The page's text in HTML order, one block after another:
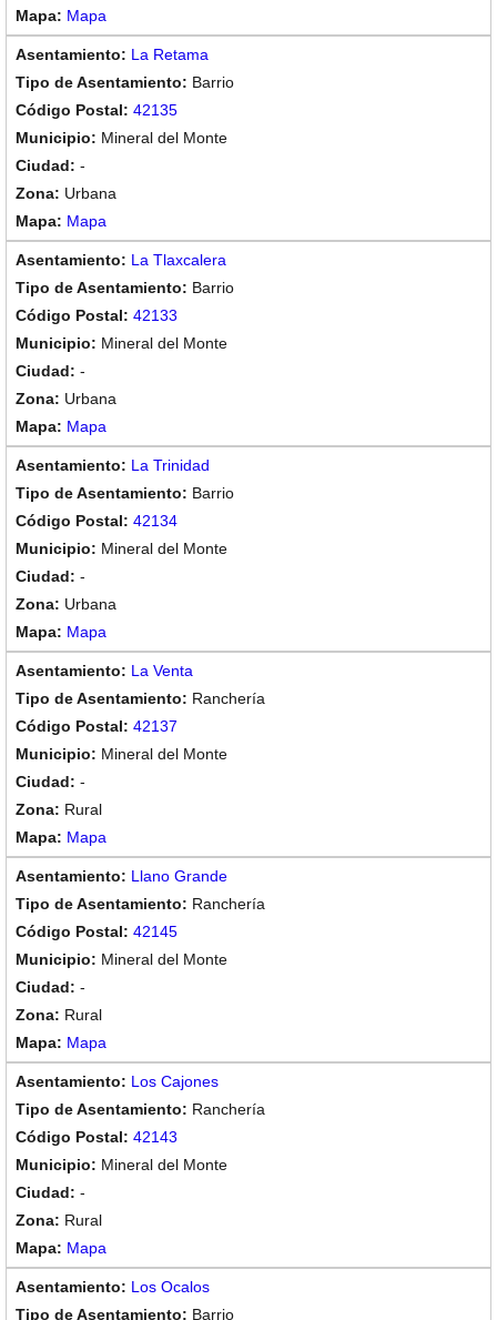
Mapa
La Retama
Barrio
42135
Mineral del Monte
-
Urbana
Mapa
La Tlaxcalera
Barrio
42133
Mineral del Monte
-
Urbana
Mapa
La Trinidad
Barrio
42134
Mineral del Monte
-
Urbana
Mapa
La Venta
Ranchería
42137
Mineral del Monte
-
Rural
Mapa
Llano Grande
Ranchería
42145
Mineral del Monte
-
Rural
Mapa
Los Cajones
Ranchería
42143
Mineral del Monte
-
Rural
Mapa
Los Ocalos
Barrio